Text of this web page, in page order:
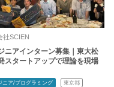
社SCIEN
ニアインターン募集｜東大松
スタートアップで理論を現場
ニア/プログラミング 東京都